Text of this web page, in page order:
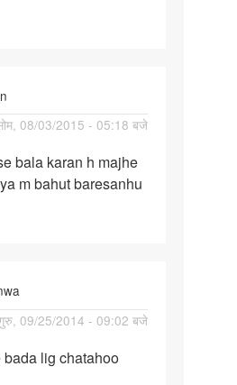
08/03/2015 - 05:18 बजे
reply
to
Mera
lig
lig
by
padmaramkanwa
bala karan h majhe
m bahut baresanhu
09/25/2014 - 09:02 बजे
bada lig chatahoo